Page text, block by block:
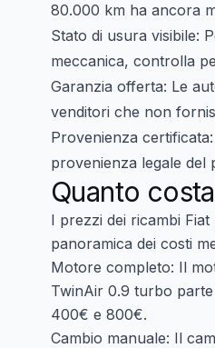
80.000 km ha ancora
Stato di usura visibile:
meccanica, controlla
Garanzia offerta: Le
venditori che non
Provenienza certificata
provenienza legale del
Quanto
I prezzi dei ricambi Fiat
panoramica dei costi
Motore completo: Il
TwinAir 0.9 turbo parte
400€ e 800€.
Cambio manuale: Il